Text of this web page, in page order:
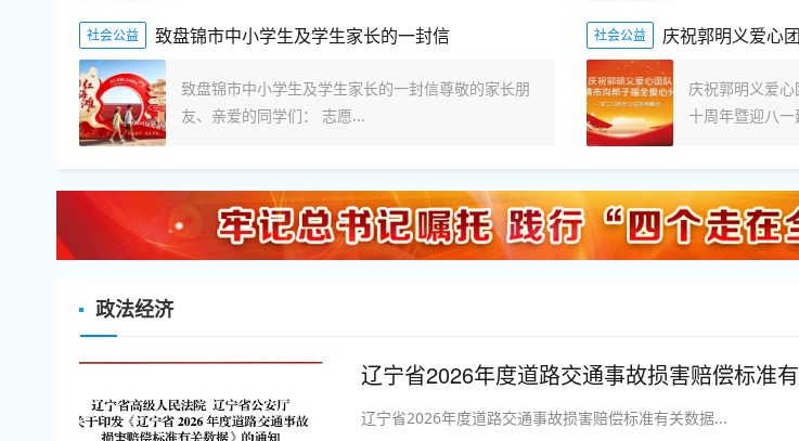
社会公益 致盘锦市中小学生及学生家长的一封信
致盘锦市中小学生及学生家长的一封信尊敬的家长朋
友、亲爱的同学们： 志愿...
社会公益
庆祝郭明义爱
十周年暨迎八
政法经济
辽宁省2026年度道路交通事故损害赔偿标准
辽宁省2026年度道路交通事故损害赔偿标准有关数据...